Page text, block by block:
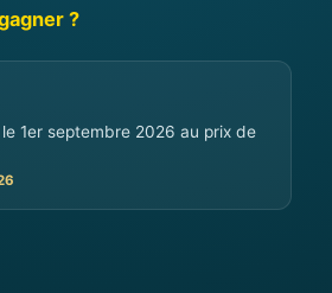
?
1er septembre 2026 au prix de